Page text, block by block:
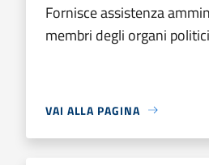
Fornisce assistenza
membri degli organi
VAI ALLA PAGINA